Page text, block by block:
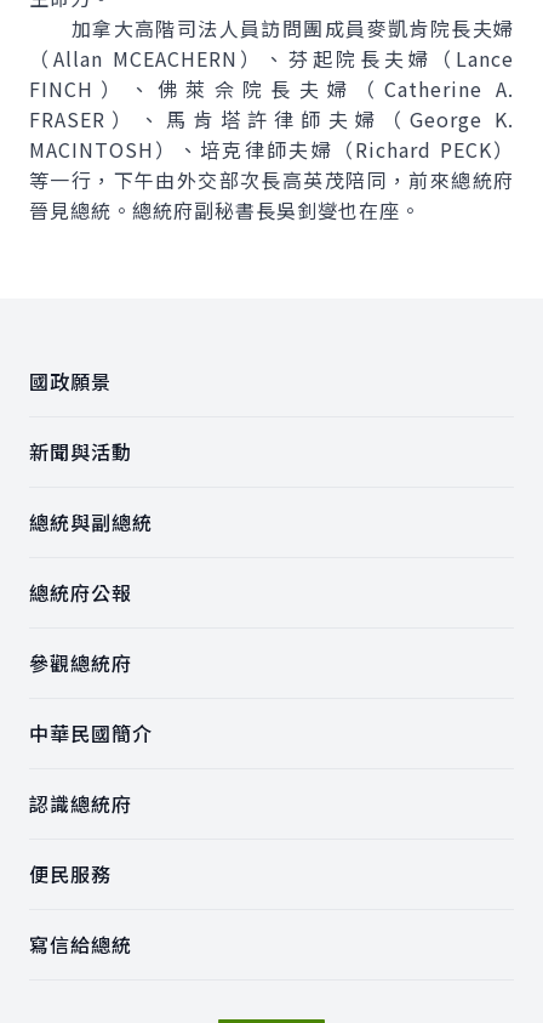
加拿大高階司法人員訪問團成員麥凱肯院長夫婦
（Allan MCEACHERN）、芬起院長夫婦（Lance
FINCH）、佛萊佘院長夫婦（Catherine A.
FRASER）、馬肯塔許律師夫婦（George K.
MACINTOSH）、培克律師夫婦（Richard PECK）
等一行，下午由外交部次長高英茂陪同，前來總統府
晉見總統。總統府副秘書長吳釗燮也在座。
國政願景
新聞與活動
總統與副總統
總統府公報
參觀總統府
中華民國簡介
認識總統府
便民服務
寫信給總統